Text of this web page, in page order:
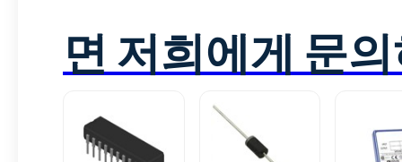
면 저희에게 문